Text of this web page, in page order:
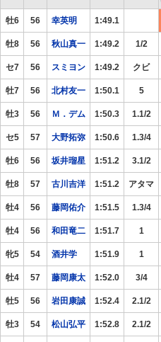
牡6 56 幸英明 1:49.1
牡8 56 秋山真一 1:49.2 1/2
セ7 56 スミヨン 1:49.2 クビ
牡7 56 北村友一 1:50.1 5
牡3 56 Ｍ．デム 1:50.3 1.1/2
セ5 57 大野拓弥 1:50.6 1.3/4
牡6 56 坂井瑠星 1:51.2 3.1/2
牡8 57 古川吉洋 1:51.2 アタマ
牡4 56 藤岡佑介 1:51.5 1.3/4
牡4 56 和田竜二 1:51.7 1
牝5 54 酒井学 1:51.9 1
牡4 57 藤岡康太 1:52.0 3/4
牡5 56 岩田康誠 1:52.4 2.1/2
牡3 54 松山弘平 1:52.8 2.1/2